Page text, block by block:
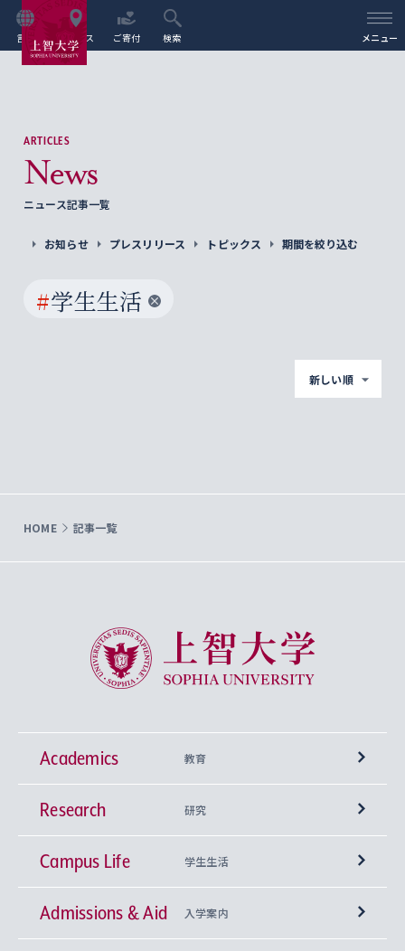
言語 アクセス ご寄付 検索 メニュー
ARTICLES
News
ニュース記事一覧
お知らせ プレスリリース トピックス 期間を絞り込む
#学生生活
新しい順
HOME 記事一覧
上智大学 Sophia University
Academics 教育
学部
神学部
文学部
興味から学科を探す
上智大学の全学共通教育
Research 研究
研究所 等
キリスト教文化研究所
Sophia Open Research Weeks (SORW)
Campus Life 学生生活
学期区分と授業時間割
Admissions & Aid 入学案内